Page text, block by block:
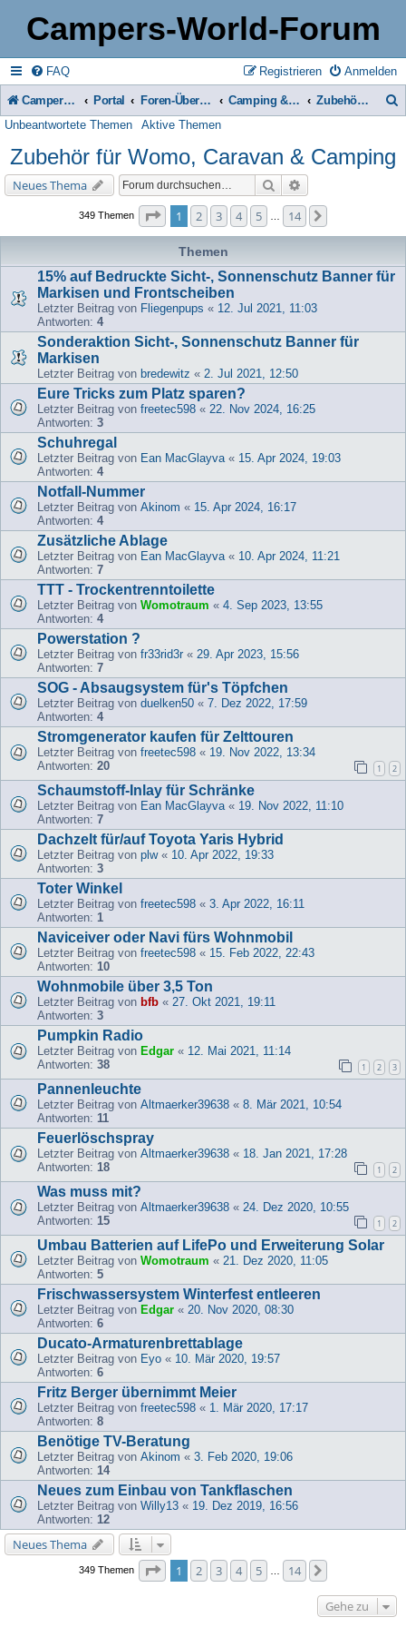
Campers-World-Forum
FAQ Anmelden
Registrieren
Campers-World-Forum Portal Foren-Übersicht Camping & Reise -> Fahrzeuge & Zubehör in der Praxis Zubehör für Womo, Caravan & Camping
Unbeantwortete Themen Aktive Themen
Zubehör für Womo, Caravan & Camping
Neues Thema Suche
349 Themen Seite von
1 2 3 4 5 14
Themen
15% auf Bedruckte Sicht-, Sonnenschutz Banner für
Markisen und Frontscheiben
Letzter Beitrag von Fliegenpups « 12. Jul 2021, 11:03
Antworten: 4
Sonderaktion Sicht-, Sonnenschutz Banner für
Markisen
Letzter Beitrag von bredewitz « 2. Jul 2021, 12:50
Eure Tricks zum Platz sparen?
Letzter Beitrag von freetec598 « 22. Nov 2024, 16:25
Antworten: 3
Schuhregal
Letzter Beitrag von Ean MacGlayva « 15. Apr 2024, 19:03
Antworten: 4
Notfall-Nummer
Letzter Beitrag von Akinom « 15. Apr 2024, 16:17
Antworten: 4
Zusätzliche Ablage
Letzter Beitrag von Ean MacGlayva « 10. Apr 2024, 11:21
Antworten: 7
TTT - Trockentrenntoilette
Letzter Beitrag von Womotraum « 4. Sep 2023, 13:55
Antworten: 4
Powerstation ?
Letzter Beitrag von fr33rid3r « 29. Apr 2023, 15:56
Antworten: 7
SOG - Absaugsystem für's Töpfchen
Letzter Beitrag von duelken50 « 7. Dez 2022, 17:59
Antworten: 4
Stromgenerator kaufen für Zelttouren
Letzter Beitrag von freetec598 « 19. Nov 2022, 13:34
Antworten: 20 1 2
Schaumstoff-Inlay für Schränke
Letzter Beitrag von Ean MacGlayva « 19. Nov 2022, 11:10
Antworten: 7
Dachzelt für/auf Toyota Yaris Hybrid
Letzter Beitrag von plw« 10. Apr 2022, 19:33
Antworten: 3
Toter Winkel
Letzter Beitrag von freetec598 « 3. Apr 2022, 16:11
Antworten: 1
Naviceiver oder Navi fürs Wohnmobil
Letzter Beitrag von freetec598 « 15. Feb 2022, 22:43
Antworten: 10
Wohnmobile über 3,5 Ton
Letzter Beitrag von bfb « 27. Okt 2021, 19:11
Antworten: 3
Pumpkin Radio
Letzter Beitrag von Edgar « 12. Mai 2021, 11:14
Antworten: 38 1 2 3
Pannenleuchte
Letzter Beitrag von Altmaerker39638 « 8. Mär 2021, 10:54
Antworten: 11
Feuerlöschspray
Letzter Beitrag von Altmaerker39638 « 18. Jan 2021, 17:28
Antworten: 18 1 2
Was muss mit?
Letzter Beitrag von Altmaerker39638 « 24. Dez 2020, 10:55
Antworten: 15 1 2
Umbau Batterien auf LifePo und Erweiterung Solar
Letzter Beitrag von Womotraum « 21. Dez 2020, 11:05
Antworten: 5
Frischwassersystem Winterfest entleeren
Letzter Beitrag von Edgar « 20. Nov 2020, 08:30
Antworten: 6
Ducato-Armaturenbrettablage
Letzter Beitrag von Eyo « 10. Mär 2020, 19:57
Antworten: 6
Fritz Berger übernimmt Meier
Letzter Beitrag von freetec598 « 1. Mär 2020, 17:17
Antworten: 8
Benötige TV-Beratung
Letzter Beitrag von Akinom « 3. Feb 2020, 19:06
Antworten: 14
Neues zum Einbau von Tankflaschen
Letzter Beitrag von Willy13 « 19. Dez 2019, 16:56
Antworten: 12
Neues Thema
349 Themen Seite von
1 2 3 4 5 14
Gehe zu